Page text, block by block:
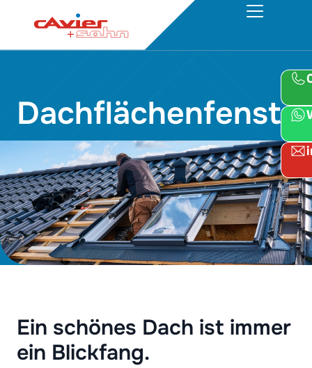
Dachflächenfenster
Ein schönes Dach ist immer
ein Blickfang.